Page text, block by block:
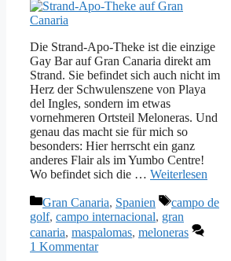
Die Strand-Apo-Theke ist die einzige
Gay Bar auf Gran Canaria direkt am
Strand. Sie befindet sich auch nicht im
Herz der Schwulenszene von Playa
del Ingles, sondern im etwas
vornehmeren Ortsteil Meloneras. Und
genau das macht sie für mich so
besonders: Hier herrscht ein ganz
anderes Flair als im Yumbo Centre!
Wo befindet sich die … Weiterlesen
Kategorien
Gran Canaria, Spanien Schlagwörter
campo de
golf, campo internacional, gran
canaria, maspalomas, meloneras
1 Kommentar